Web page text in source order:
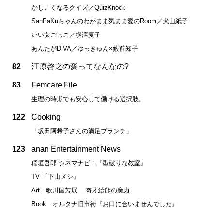
かしこくなるクイズ／QuizKnock
SanPaKuちゃんのわがまま気まま愛のRoom／犬山紙子
いい女ごっこ／横澤夏子
あんたがDIVA／ゆっきゅん×藪前知子
82 江原啓之の愛ってなんなの?
83 Femcare File
生理の時期でも安心して働ける選択肢。
122 Cooking
「坂田阿希子さんの満足ブランチ」
123 anan Entertainment News
稲垣吾郎 シネマナビ！『型破りな教室』
TV 『下山メシ』
Art 歌川国芳展 ―奇才絵師の魔力
Book オルタナ旧市街『お口に合いませんでした』